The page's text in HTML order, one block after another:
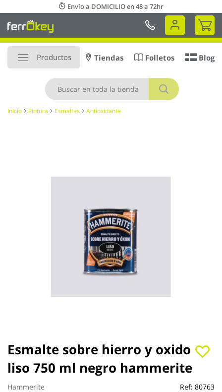
al
contenido
Envío a DOMICILIO en 48 a 72hr
Mi
Productos
Buscar
Tiendas Folletos Blog
Inicio Pintura Esmaltes Antioxidante
Esmalte sobre hierro y oxido
liso 750 ml negro hammerite
Hammerite Ref: 80763
Saltar
al
comienzo
de
la